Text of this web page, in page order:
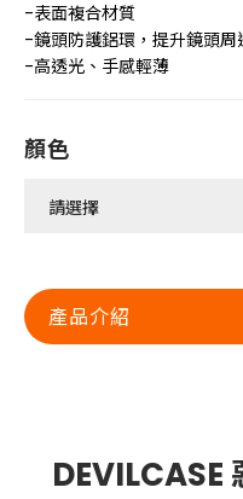
-表面複合材質
-鏡頭防護鋁環，提升鏡頭周
-高透光、手感輕薄
顏色
產品介紹
DEVILCASE